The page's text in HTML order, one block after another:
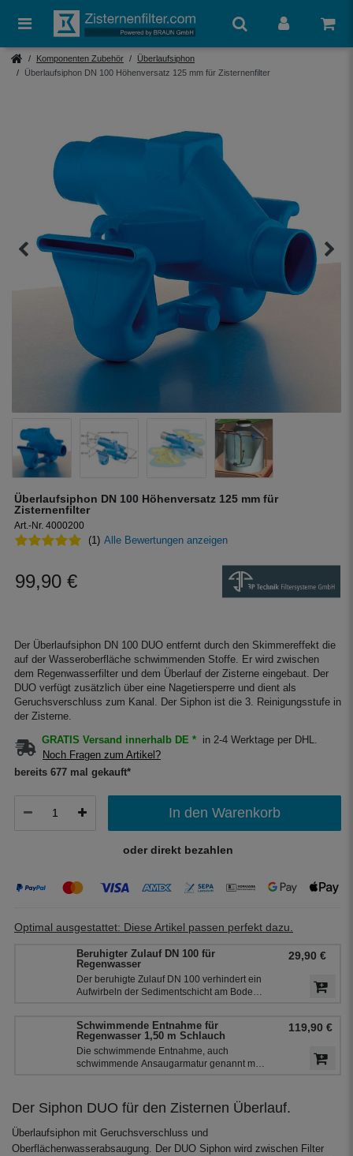
Komponenten Zubehör
Überlaufsiphon
Überlaufsiphon DN 100 Höhenversatz 125 mm für Zisternenfilter
Überlaufsiphon DN 100 Höhenversatz 125 mm für
Zisternenfilter
Art.-Nr. 4000200
(1) Alle Bewertungen anzeigen
99,90 €
Der Überlaufsiphon DN 100 DUO entfernt durch den Skimmereffekt die
auf der Wasseroberfläche schwimmenden Stoffe. Er wird zwischen
dem Regenwasserfilter und dem Überlauf der Zisterne eingebaut. Der
DUO verfügt zusätzlich über eine Nagetiersperre und dient als
Geruchsverschluss zum Kanal. Der Siphon ist die 3. Reinigungsstufe in
der Zisterne.
GRATIS Versand innerhalb DE *
in 2-4 Werktage per DHL.
Noch Fragen zum Artikel?
bereits 677 mal gekauft*
In den Warenkorb
oder direkt bezahlen
Optimal ausgestattet: Diese Artikel passen perfekt dazu.
Beruhigter Zulauf DN 100 für
Regenwasser
Der beruhigte Zulauf DN 100 verhindert ein
Aufwirbeln der Sedimentschicht am Boden
das Regenwasser frisch. Der beruhigte
Zulauf ist die 2. Reinigungsstufe in der
Zisterne.
29,90 €
Schwimmende Entnahme für
Regenwasser 1,50 m Schlauch
Die schwimmende Entnahme, auch
schwimmende Ansaugarmatur genannt mit
schwimmende Ansaugfilter ist für den
Anschluss an PE - Rohre 32 mm
vorbereitet.
119,90 €
Der Siphon DUO für den Zisternen Überlauf.
Überlaufsiphon mit Geruchsverschluss und
Oberflächenwasserabsaugung. Der DUO Siphon wird zwischen Filter